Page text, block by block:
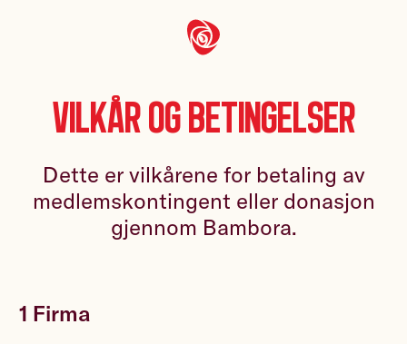
Vilkår og betingelser
Dette er vilkårene for betaling av
medlemskontingent eller donasjon
gjennom Bambora.
1 Firma